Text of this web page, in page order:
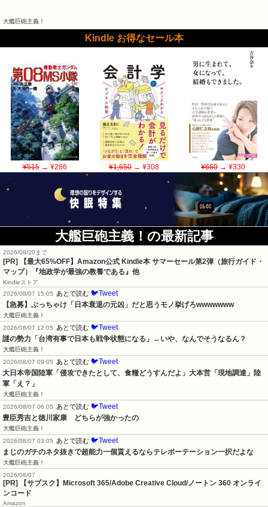
大艦巨砲主義！
Kindle お得なセール本
¥515→ ¥286 ¥1,650→ ¥308 ¥660→ ¥330
大艦巨砲主義！の最新記事
2026/08/20まで
[PR]
【最大65%OFF】Amazon公式 Kindle本 サマーセール第2弾（旅行ガイド・
マップ）『地政学が最強の教養である』他
Kindleストア
2026/08/07 15:05
あとで読む 🐦Tweet
【急募】ぶっちゃけ「日本衰退の元凶」だと思うモノ挙げろwwwwwww
大艦巨砲主義！
2026/08/07 12:05
あとで読む 🐦Tweet
謎の勢力「台湾有事で日本も戦争状態になる」←いや、なんでそうなるん？
大艦巨砲主義！
2026/08/07 09:05
あとで読む 🐦Tweet
大日本帝国陸軍「侵攻できたとして、食糧どうすんだよ」大本営「現地調達」陸
軍「え？」
大艦巨砲主義！
2026/08/07 06:05
あとで読む 🐦Tweet
豊臣秀吉と徳川家康　どちらが強かったの
大艦巨砲主義！
2026/08/07 03:05
あとで読む 🐦Tweet
まじのガチのネタ抜きで超能力一個貰えるならテレポーテーション一択だよな
大艦巨砲主義！
2026/08/07
[PR] 【サブスク】Microsoft 365/Adobe Creative Cloud/ノートン 360 オンライ
ンコード
Amazon